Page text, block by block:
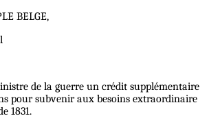
BELGE,
de la guerre un crédit supplémentaire
pour subvenir aux besoins extraordinaire
1831.